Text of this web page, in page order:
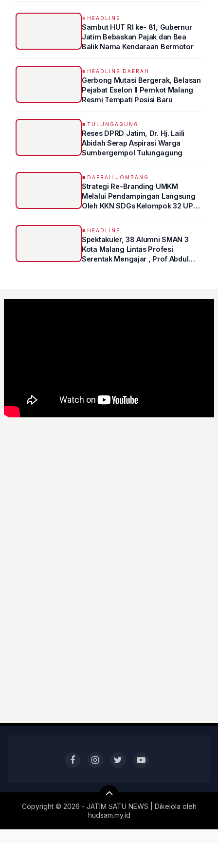
HEADLINE
Sambut HUT RI ke- 81, Gubernur
Jatim Bebaskan Pajak dan Bea
Balik Nama Kendaraan Bermotor
HEADLINE DAERAH
Gerbong Mutasi Bergerak, Belasan
Pejabat Eselon II Pemkot Malang
Resmi Tempati Posisi Baru
TULUNGAGUNG
Reses DPRD Jatim, Dr. Hj. Laili
Abidah Serap Aspirasi Warga
Sumbergempol Tulungagung
DAERAH JOMBANG
Strategi Re-Branding UMKM
Melalui Pendampingan Langsung
Oleh KKN SDGs Kelompok 32 UPN
HEADLINE
Spektakuler, 38 Alumni SMAN 3
Kota Malang Lintas Profesi
Serentak Mengajar , Prof Abdul
Copyright © 2026 - JATIM SATU NEWS | Dikelola oleh
hudsam.my.id